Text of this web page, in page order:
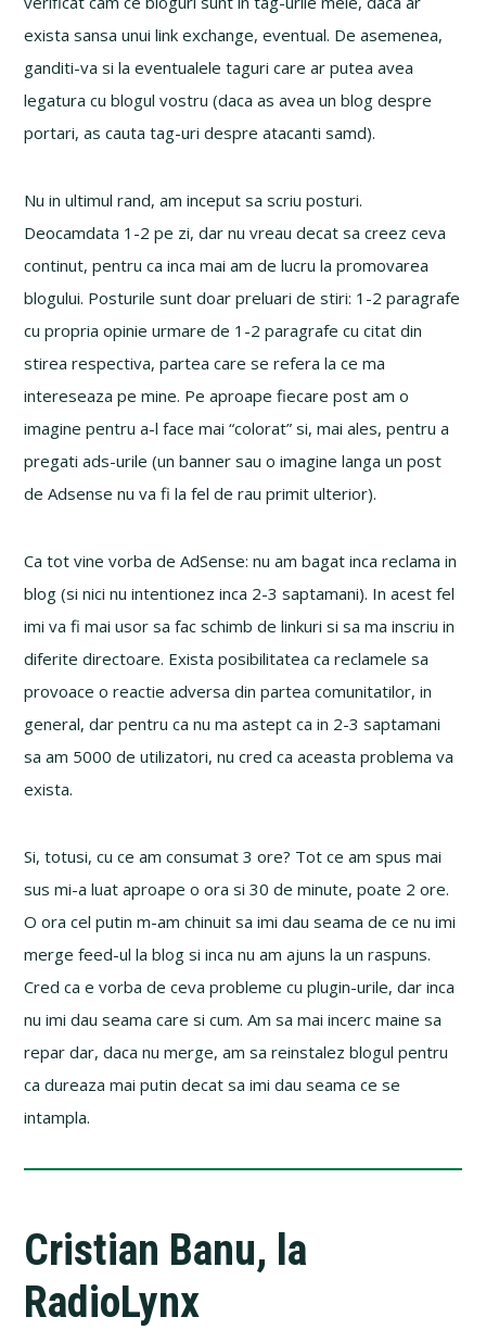
exista sansa unui link exchange, eventual. De asemenea,
ganditi-va si la eventualele taguri care ar putea avea
legatura cu blogul vostru (daca as avea un blog despre
portari, as cauta tag-uri despre atacanti samd).
Nu in ultimul rand, am inceput sa scriu posturi.
Deocamdata 1-2 pe zi, dar nu vreau decat sa creez ceva
continut, pentru ca inca mai am de lucru la promovarea
blogului. Posturile sunt doar preluari de stiri: 1-2 paragrafe
cu propria opinie urmare de 1-2 paragrafe cu citat din
stirea respectiva, partea care se refera la ce ma
intereseaza pe mine. Pe aproape fiecare post am o
imagine pentru a-l face mai “colorat” si, mai ales, pentru a
pregati ads-urile (un banner sau o imagine langa un post
de Adsense nu va fi la fel de rau primit ulterior).
Ca tot vine vorba de AdSense: nu am bagat inca reclama in
blog (si nici nu intentionez inca 2-3 saptamani). In acest fel
imi va fi mai usor sa fac schimb de linkuri si sa ma inscriu in
diferite directoare. Exista posibilitatea ca reclamele sa
provoace o reactie adversa din partea comunitatilor, in
general, dar pentru ca nu ma astept ca in 2-3 saptamani
sa am 5000 de utilizatori, nu cred ca aceasta problema va
exista.
Si, totusi, cu ce am consumat 3 ore? Tot ce am spus mai
sus mi-a luat aproape o ora si 30 de minute, poate 2 ore.
O ora cel putin m-am chinuit sa imi dau seama de ce nu imi
merge feed-ul la blog si inca nu am ajuns la un raspuns.
Cred ca e vorba de ceva probleme cu plugin-urile, dar inca
nu imi dau seama care si cum. Am sa mai incerc maine sa
repar dar, daca nu merge, am sa reinstalez blogul pentru
ca dureaza mai putin decat sa imi dau seama ce se
intampla.
Cristian Banu, la
RadioLynx